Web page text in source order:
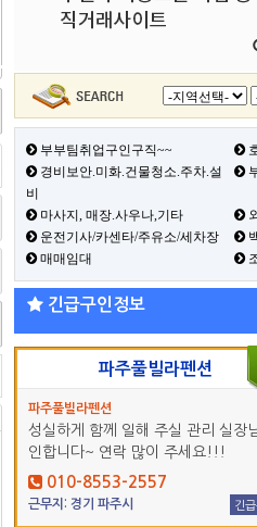
부부팀취업구인구직~~
경비보안.미화.건물청소.주차.설
비
마사지, 매장.사우나,기타
운전기사/카센타/주유소/세차장
매매임대
긴급구인정보
파주풀빌라펜션
파주풀빌라펜션
성실하게 함께 일해 주실 관리 실장
인합니다~ 연락 많이 주세요!!!
010-8553-2557
근무지: 경기 파주시 긴